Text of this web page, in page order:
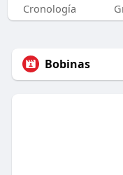
Cronología
Bobinas